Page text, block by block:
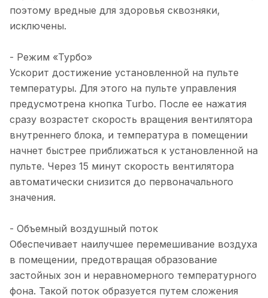
поэтому вредные для здоровья сквозняки,
исключены.
- Режим «Турбо»
Ускорит достижение установленной на пульте
температуры. Для этого на пульте управления
предусмотрена кнопка Turbo. После ее нажатия
сразу возрастет скорость вращения вентилятора
внутреннего блока, и температура в помещении
начнет быстрее приближаться к установленной на
пульте. Через 15 минут скорость вентилятора
автоматически снизится до первоначального
значения.
- Объемный воздушный поток
Обеспечивает наилучшее перемешивание воздуха
в помещении, предотвращая образование
застойных зон и неравномерного температурного
фона. Такой поток образуется путем сложения